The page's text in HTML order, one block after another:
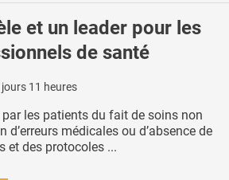
et un leader pour les
de santé
11 heures
les patients du fait de soins non
d’erreurs médicales ou d’absence de
et des protocoles ...